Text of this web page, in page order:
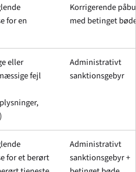
for en
Korrigerende
med betinget
eller
fejl
Administrativt
sanktionsgebyr
for et berørt
Administrativt
sanktionsgebyr +